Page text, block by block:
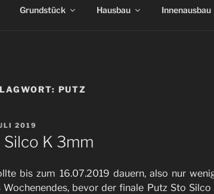
Grundstück Hausbau Innenausbau
PUTZ
2019
Silco K 3mm
bis zum 16.07.2019 dauern, also nur
Wochenendes, bevor der finale Putz Sto Silco